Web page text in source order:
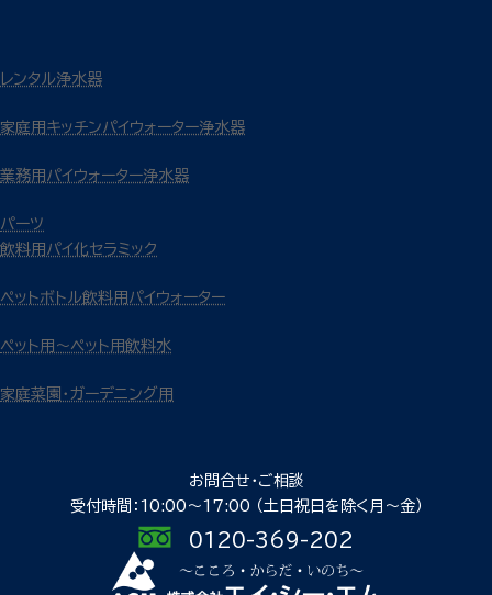
レンタル浄水器
家庭用キッチンパイウォーター浄水器
業務用パイウォーター浄水器
パーツ
飲料用パイ化セラミック
ペットボトル飲料用パイウォーター
ペット用～ペット用飲料水
家庭菜園・ガーデニング用
お問合せ・ご相談
受付時間：10:00〜17:00 （土日祝日を除く月〜金）
0120-369-202